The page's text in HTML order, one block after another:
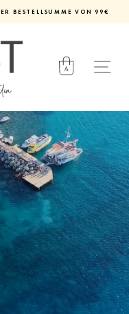
BESTELLSUMME VON 99€